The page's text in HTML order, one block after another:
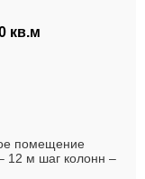
кв.м
помещение
12 м шаг колонн –